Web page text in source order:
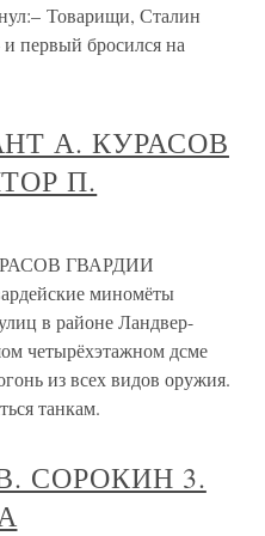
Товарищи, Сталин
первый бросился на
А. КУРАСОВ
П.
ГВАРДИИ
миномёты
в районе Ландвер-
четырёхэтажном дсме
из всех видов оружия.
танкам.
В. СОРОКИН 3.